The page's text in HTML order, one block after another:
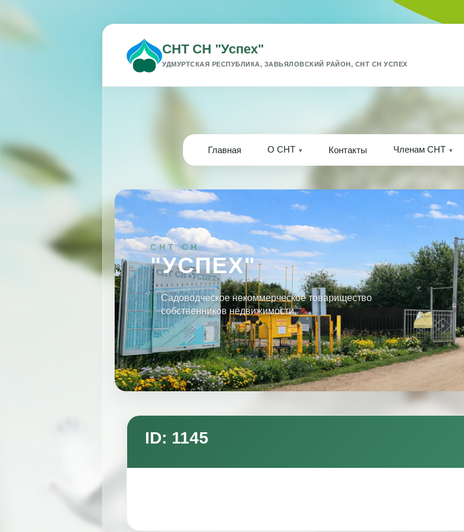
СНТ СН "Успех"
УДМУРТСКАЯ РЕСПУБЛИКА, ЗАВЬЯЛОВСКИЙ РАЙОН, СНТ СН УСПЕХ
Главная О СНТ Контакты Членам СНТ
СНТ СН
"УСПЕХ"
Садоводческое некоммерческое товарищество
собственников недвижимости.
ID: 1145